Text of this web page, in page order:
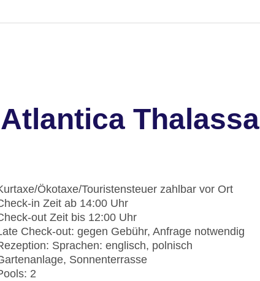
Thalassa
Ökotaxe/Touristensteuer zahlbar vor Ort
in Zeit ab 14:00 Uhr
out Zeit bis 12:00 Uhr
Check-out: gegen Gebühr, Anfrage notwendig
Sprachen: englisch, polnisch
Sonnenterrasse
2